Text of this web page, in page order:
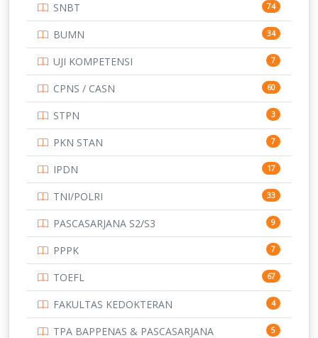
153
345
UNIVERSITAS AIRLANGGA 15
16
15
15
14
14
UNIVERSITAS CENDRAWASIH 14
15
219
11
SNBT 74
BUMN 34
UJI KOMPETENSI 7
CPNS / CASN 60
STPN 3
PKN STAN 7
IPDN 17
TNI/POLRI 33
PASCASARJANA S2/S3 9
PPPK 7
TOEFL 67
FAKULTAS KEDOKTERAN 4
TPA BAPPENAS & PASCASARJANA 5